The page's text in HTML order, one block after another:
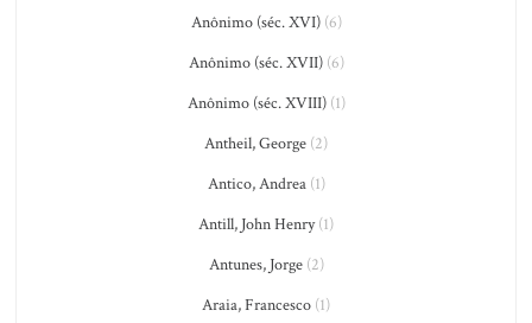
Anônimo (séc. XVI)(6)
Anônimo (séc. XVII)(6)
Anônimo (séc. XVIII)(1)
Antheil, George (2)
Antico, Andrea(1)
Antill, John Henry(1)
Antunes, Jorge(2)
Araia, Francesco (1)